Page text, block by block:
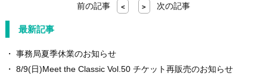
前の記事 < > 次の記事
最新記事
事務局夏季休業のお知らせ
8/9(日)Meet the Classic Vol.50 チケット再販売のお知らせ